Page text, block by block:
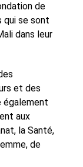
de
qui se sont
dans leur
et des
également
aux
la Santé,
de